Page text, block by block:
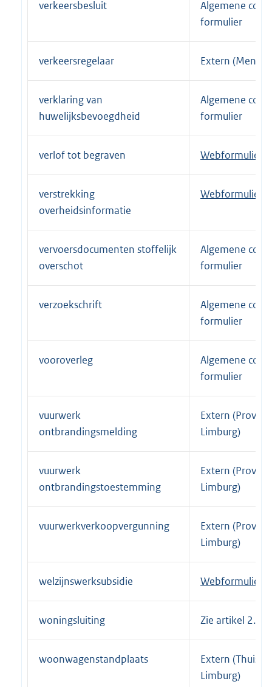
l
ie
e
l
i
n
verkeersbesluit
Algemene
formulier
verkeersregelaar Extern
verklaring van
huwelijksbevoegdheid
Algemene
formulier
verlof tot begraven
E
x
t
e
l
i
n
k
Webformulier
verstrekking
overheidsinformatie
E
t
e
r
l
i
n
k
:
Webformulier
vervoersdocumenten stoffelijk
overschot
Algemene
formulier
verzoekschrift
Algemene
formulier
vooroverleg
Algemene
formulier
vuurwerk
ontbrandingsmelding
Extern
Limburg)
vuurwerk
ontbrandingstoestemming
Extern
Limburg)
vuurwerkverkoopvergunning
Extern
Limburg)
welzijnswerksubsidie
E
x
t
n
e
Webformulier
woningsluiting Zie artikel 2.3
woonwagenstandplaats
Extern (Thuis in
Limburg)